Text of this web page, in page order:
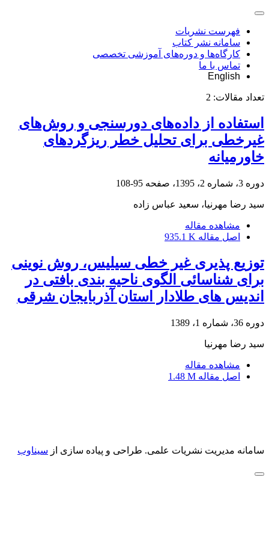
فهرست نشریات
سامانه نشر کتاب
کارگاه‌ها و دوره‌های آموزشی تخصصی
تماس با ما
English
تعداد مقالات: 2
استفاده از داده‌های دورسنجی و روش‌های
غیرخطی برای تحلیل خطر ریزگردهای
خاورمیانه
دوره 3، شماره 2، 1395، صفحه 95-108
سید رضا مهرنیا، سعید عباس زاده
مشاهده مقاله
اصل مقاله 935.1 K
توزیع پذیری غیر خطی سیلیس، روش نوینی
برای شناسائی الگوی ناحیه بندی بافتی در
اندیس های طلادار استان آذربایجان شرقی
دوره 36، شماره 1، 1389
سید رضا مهرنیا
مشاهده مقاله
اصل مقاله 1.48 M
سامانه مدیریت نشریات علمی. طراحی و پیاده سازی از سیناوب